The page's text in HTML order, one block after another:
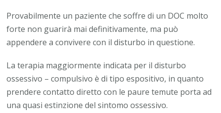
Provabilmente un paziente che soffre di un DOC molto
forte non guarirà mai definitivamente, ma può
appendere a convivere con il disturbo in questione.
La terapia maggiormente indicata per il disturbo
ossessivo – compulsivo è di tipo espositivo, in quanto
prendere contatto diretto con le paure temute porta ad
una quasi estinzione del sintomo ossessivo.